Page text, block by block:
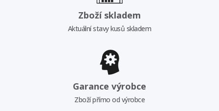
Zboží skladem
Aktuální stavy kusů skladem
Garance výrobce
Zboží přímo od výrobce